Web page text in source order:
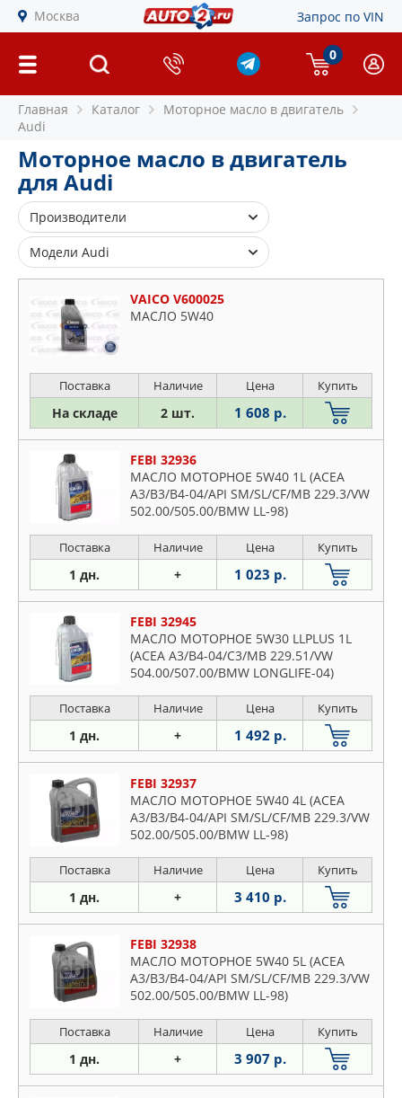
Москва Запрос по VIN
0
Главная Каталог
Моторное масло в двигатель
Audi
Моторное масло в двигатель
для Audi
Производители
FEBI
SWAG
VAICO
Модели Audi
80
90
100
A4
Allroad
Q7
VAICO V600025
МАСЛО 5W40
Поставка Наличие Цена Купить
На складе 2 шт. 1 608 р.
FEBI 32936
МАСЛО МОТОРНОЕ 5W40 1L (ACEA
A3/B3/B4-04/API SM/SL/CF/MB 229.3/VW
502.00/505.00/BMW LL-98)
Поставка Наличие Цена Купить
1 дн. + 1 023 р.
FEBI 32945
МАСЛО МОТОРНОЕ 5W30 LLPLUS 1L
(ACEA A3/B4-04/C3/MB 229.51/VW
504.00/507.00/BMW LONGLIFE-04)
Поставка Наличие Цена Купить
1 дн. + 1 492 р.
FEBI 32937
МАСЛО МОТОРНОЕ 5W40 4L (ACEA
A3/B3/B4-04/API SM/SL/CF/MB 229.3/VW
502.00/505.00/BMW LL-98)
Поставка Наличие Цена Купить
1 дн. + 3 410 р.
FEBI 32938
МАСЛО МОТОРНОЕ 5W40 5L (ACEA
A3/B3/B4-04/API SM/SL/CF/MB 229.3/VW
502.00/505.00/BMW LL-98)
Поставка Наличие Цена Купить
1 дн. + 3 907 р.